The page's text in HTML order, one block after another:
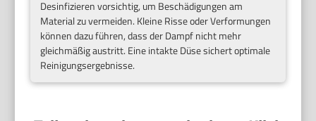
Desinfizieren vorsichtig, um Beschädigungen am
Material zu vermeiden. Kleine Risse oder Verformungen
können dazu führen, dass der Dampf nicht mehr
gleichmäßig austritt. Eine intakte Düse sichert optimale
Reinigungsergebnisse.